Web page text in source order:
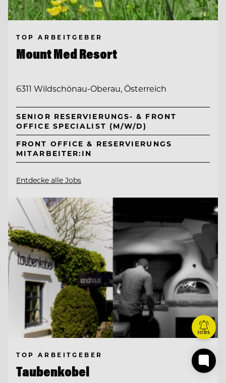
TOP ARBEITGEBER
Mount Med Resort
6311 Wildschönau-Oberau, Österreich
SENIOR RESERVIERUNGS- & FRONT
OFFICE SPECIALIST (M/W/D)
FRONT OFFICE & RESERVIERUNGS
MITARBEITER:IN
Entdecke alle Jobs
TOP ARBEITGEBER
Taubenkobel
JOBS